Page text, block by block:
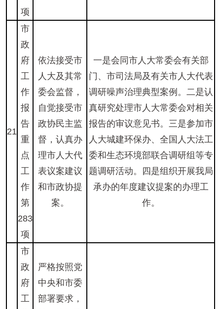
项
21
市
政
府
工
作
报
告
重
点
工
作
第
283
项
依法接受市
人大及其常
委会监督，
自觉接受市
政协民主监
督，认真办
理市人大代
表议案建议
和市政协提
案。
一是会同市人大常委会有关部
门、市司法局及有关市人大代表
调研噪声治理典型案例。二是认
真研究处理市人大常委会对相关
报告的审议意见书。三是参加市
人大城建环保办、全国人大法工
委和生态环境部联合调研组等专
题调研活动。四是组织开展我局
承办的年度建议提案的办理工
作。
市
政
府
工
严格按照党
中央和市委
部署要求，